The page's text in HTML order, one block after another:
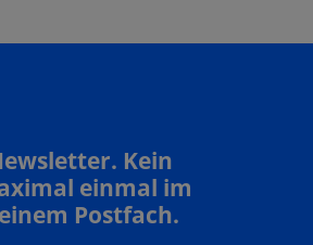
Kein
einmal im
Postfach.